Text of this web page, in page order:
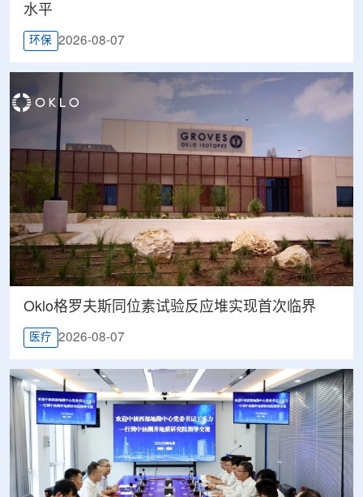
水平
环保 2026-08-07
Oklo格罗夫斯同位素试验反应堆实现首次临界
医疗 2026-08-07